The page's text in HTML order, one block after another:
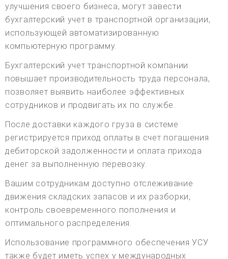
улучшения своего бизнеса, могут завести
бухгалтерский учет в транспортной организации,
использующей автоматизированную
компьютерную программу.
Бухгалтерский учет транспортной компании
повышает производительность труда персонала,
позволяет выявить наиболее эффективных
сотрудников и продвигать их по службе.
После доставки каждого груза в системе
регистрируется приход оплаты в счет погашения
дебиторской задолженности и оплата прихода
денег за выполненную перевозку.
Вашим сотрудникам доступно отслеживание
движения складских запасов и их разборки,
контроль своевременного пополнения и
оптимального распределения.
Использование программного обеспечения УСУ
также будет иметь успех у международных